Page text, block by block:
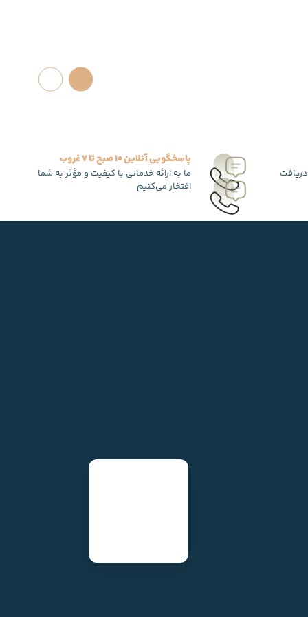
پاسخگویی آنلاین 10 صبح تا 7 غروب
ما به ارائه خدماتی با کیفیت و مؤثر به شما
افتخار می‌کنیم